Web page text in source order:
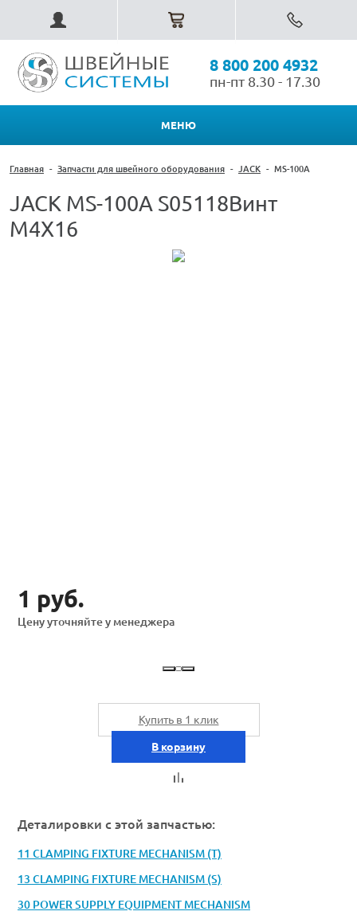
8 800 200 4932
пн-пт 8.30 - 17.30
МЕНЮ
Главная - Запчасти для швейного оборудования - JACK - MS-100A
JACK MS-100A S05118Винт
M4X16
1 руб.
Цену уточняйте у менеджера
Купить в 1 клик
В корзину
Деталировки с этой запчастью:
11 CLAMPING FIXTURE MECHANISM (T)
13 CLAMPING FIXTURE MECHANISM (S)
30 POWER SUPPLY EQUIPMENT MECHANISM